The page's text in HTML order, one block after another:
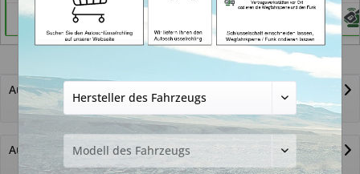
Autoschlüssel mit Funk
Autoschlüssel ohne Funk